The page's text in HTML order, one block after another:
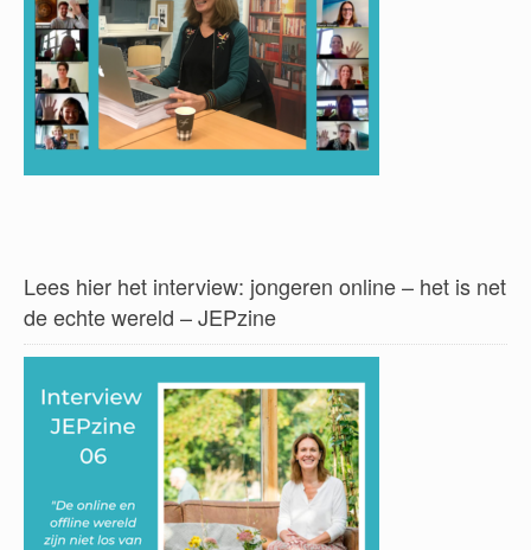
Lees hier het interview: jongeren online – het is net
de echte wereld – JEPzine